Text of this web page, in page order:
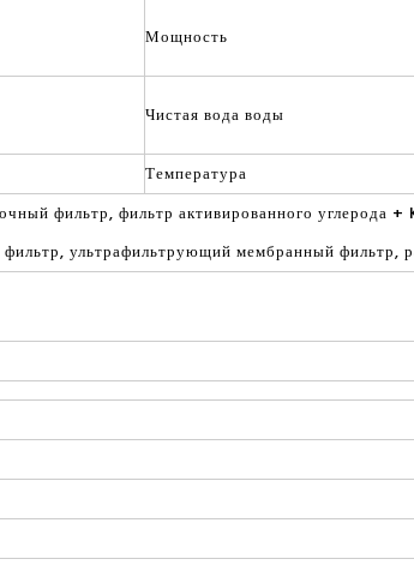
Мощность
Чистая вода воды
Температура
фильтр, фильтр активированного углерода
ультрафильтрующий мембранный фильтр,